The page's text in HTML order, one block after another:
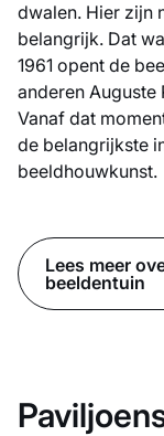
dwalen. Hier zijn
belangrijk. Dat
1961 opent de
anderen Auguste
Vanaf dat
de belangrijkste
beeldhouwkunst.
Lees meer
beeldentuin